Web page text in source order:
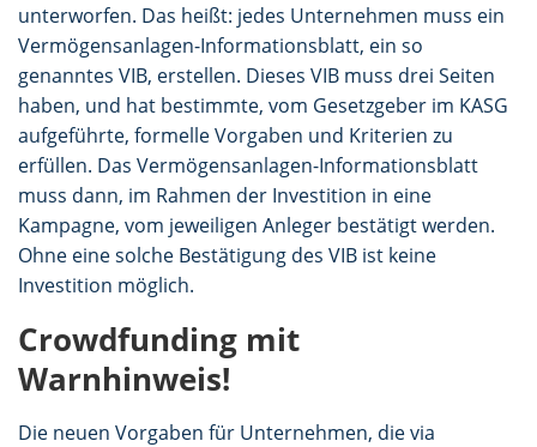
unterworfen. Das heißt: jedes Unternehmen muss ein
Vermögensanlagen-Informationsblatt, ein so
genanntes VIB, erstellen. Dieses VIB muss drei Seiten
haben, und hat bestimmte, vom Gesetzgeber im KASG
aufgeführte, formelle Vorgaben und Kriterien zu
erfüllen. Das Vermögensanlagen-Informationsblatt
muss dann, im Rahmen der Investition in eine
Kampagne, vom jeweiligen Anleger bestätigt werden.
Ohne eine solche Bestätigung des VIB ist keine
Investition möglich.
Crowdfunding mit
Warnhinweis!
Die neuen Vorgaben für Unternehmen, die via